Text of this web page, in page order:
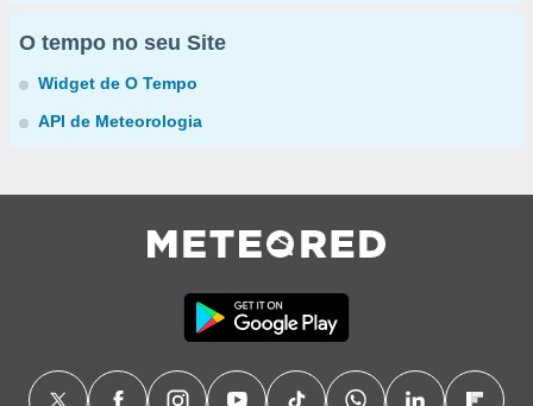
O tempo no seu Site
Widget de O Tempo
API de Meteorologia